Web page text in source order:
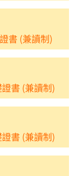
書 (兼讀制)
書 (兼讀制)
書 (兼讀制)